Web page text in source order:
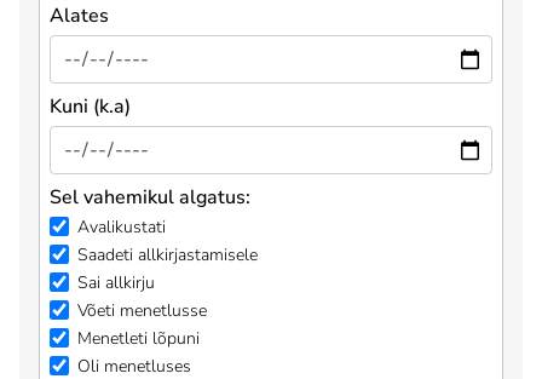
Alates
Kuni (k.a)
Sel vahemikul algatus:
Avalikustati
Saadeti allkirjastamisele
Sai allkirju
Võeti menetlusse
Menetleti lõpuni
Oli menetluses